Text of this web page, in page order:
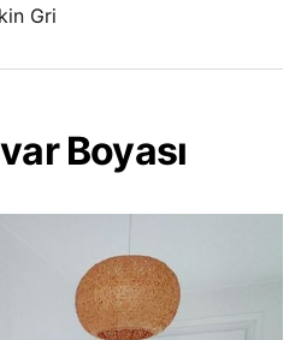
Gri
Boyası